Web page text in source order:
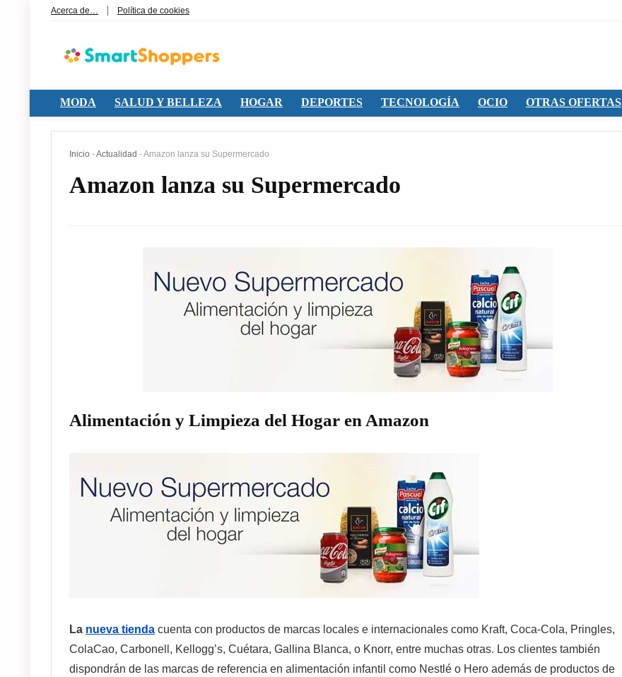
Acerca de… Política de cookies
MODA SALUD Y BELLEZA HOGAR DEPORTES TECNOLOGÍA OCIO OTRAS OFERTAS
Inicio -Actualidad -Amazon lanza su Supermercado
Amazon lanza su Supermercado
Alimentación y Limpieza del Hogar en Amazon
La nueva tienda cuenta con productos de marcas locales e internacionales como Kraft, Coca-Cola, Pringles,
ColaCao, Carbonell, Kellogg’s, Cuétara, Gallina Blanca, o Knorr, entre muchas otras. Los clientes también
dispondrán de las marcas de referencia en alimentación infantil como Nestlé o Hero además de productos de